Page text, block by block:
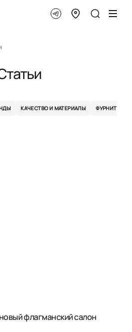
КАЧЕСТВО И МАТЕРИАЛЫ ФУРНИТУРА
флагманский салон